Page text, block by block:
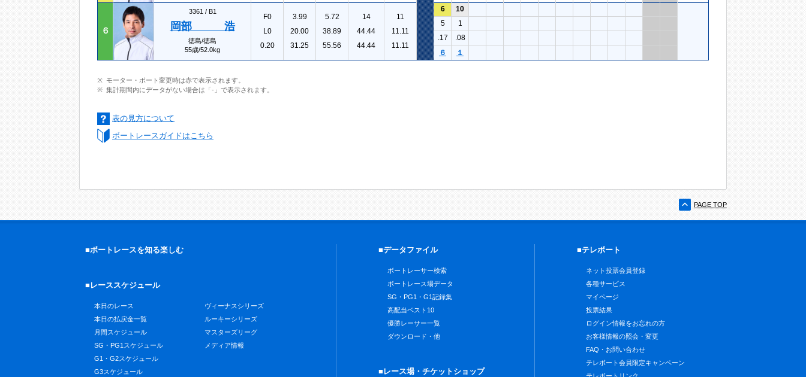
６
3361 / B1
岡部 浩
徳島/徳島
55歳/52.0kg
F0
L0
0.20
3.99
20.00
31.25
5.72
38.89
55.56
14
44.44
44.44
11
11.11
11.11
6
10
5
1
.17
.08
６
１
モーター・ボート変更時は赤で表示されます。
集計期間内にデータがない場合は「-」で表示されます。
表の見方について
ボートレースガイドはこちら
PAGE TOP
■ボートレースを知る楽しむ
■レーススケジュール
本日のレース
本日の払戻金一覧
月間スケジュール
SG・PG1スケジュール
G1・G2スケジュール
G3スケジュール
ヴィーナスシリーズ
ルーキーシリーズ
マスターズリーグ
メディア情報
■データファイル
ボートレーサー検索
ボートレース場データ
SG・PG1・G1記録集
高配当ベスト10
優勝レーサー一覧
ダウンロード・他
■レース場・チケットショップ
■テレボート
ネット投票会員登録
各種サービス
マイページ
投票結果
ログイン情報をお忘れの方
お客様情報の照会・変更
FAQ・お問い合わせ
テレボート会員限定キャンペーン